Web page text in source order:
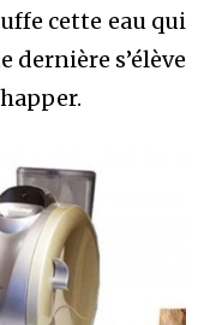
cette eau qui
dernière s’élève